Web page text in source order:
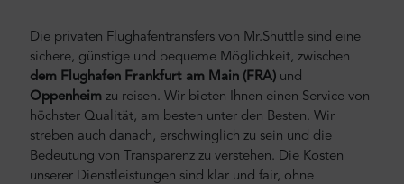
Die privaten Flughafentransfers von Mr.Shuttle sind eine
sichere, günstige und bequeme Möglichkeit, zwischen
dem Flughafen Frankfurt am Main (FRA) und
Oppenheim zu reisen. Wir bieten Ihnen einen Service von
höchster Qualität, am besten unter den Besten. Wir
streben auch danach, erschwinglich zu sein und die
Bedeutung von Transparenz zu verstehen. Die Kosten
unserer Dienstleistungen sind klar und fair, ohne